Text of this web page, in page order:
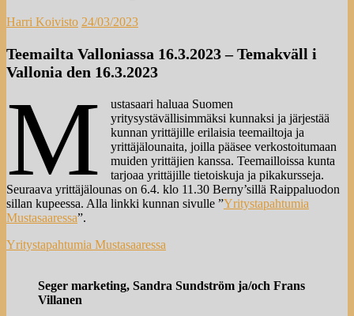
Harri Koivisto 24/03/2023
Teemailta Valloniassa 16.3.2023 – Temakväll i
Vallonia den 16.3.2023
M
ustasaari haluaa Suomen
yritysystävällisimmäksi kunnaksi ja järjestää
kunnan yrittäjille erilaisia teemailtoja ja
yrittäjälounaita, joilla pääsee verkostoitumaan
muiden yrittäjien kanssa. Teemailloissa kunta
tarjoaa yrittäjille tietoiskuja ja pikakursseja.
Seuraava yrittäjälounas on 6.4. klo 11.30 Berny’sillä Raippaluodon
sillan kupeessa. Alla linkki kunnan sivulle ”Yritystapahtumia
Mustasaaressa”.
Yritystapahtumia Mustasaaressa
Seger marketing, Sandra Sundström ja/och Frans
Villanen